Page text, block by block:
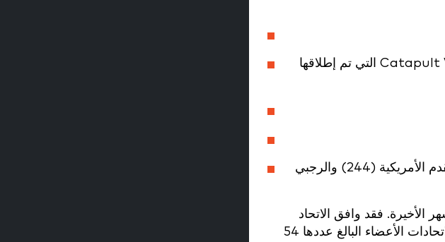
506 من العملاء الذين يستخدمون منتجات الفيديو - إما XOS Digital أو Catapult Vision التي تم إطلاقها
كرة القدم هي الرياضة المهيمنة بـ 11111 عميلاً على مستوى العالم، وتأتي كرة القدم الأمريكية (244) والرجبي
فقد وافق الاتحاد
الإفريقي لكرة القدم (CAF) مؤخرًا على صفقة لتوفير تكنولوجيا Catapult لجميع الاتحادات الأعضاء البالغ عددها 54